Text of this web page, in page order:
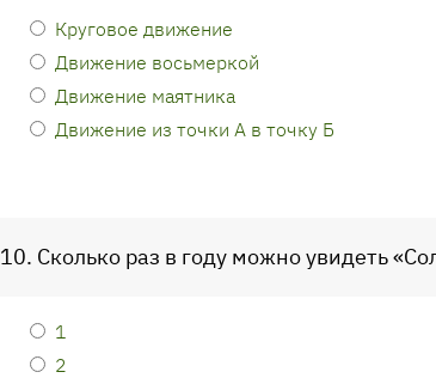
Круговое движение
Движение восьмеркой
Движение маятника
Движение из точки А в точку Б
10. Сколько раз в году можно увидеть
1
2